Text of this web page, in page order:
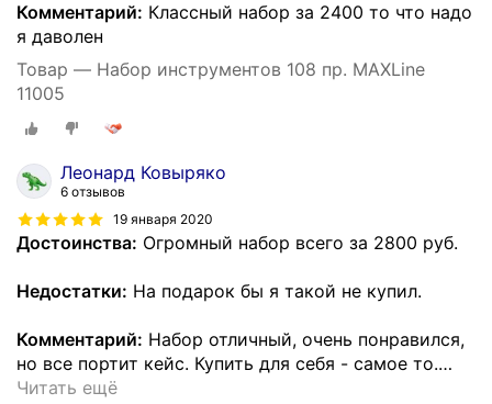
Комментарий: Классный набор за 2400 то что надо
я даволен
Товар — Набор инструментов 108 пр. MAXLine
11005
Леонард Ковыряко
6 отзывов
19 января 2020
Достоинства: Огромный набор всего за 2800 руб.
Недостатки: На подарок бы я такой не купил.
Комментарий: Набор отличный, очень понравился,
но все портит кейс. Купить для себя - самое то.…
Читать ещё